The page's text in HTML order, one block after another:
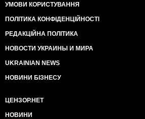
УМОВИ КОРИСТУВАННЯ
ПОЛІТИКА КОНФІДЕНЦІЙНОСТІ
РЕДАКЦІЙНА ПОЛІТИКА
НОВОСТИ УКРАИНЫ И МИРА
UKRAINIAN NEWS
НОВИНИ БІЗНЕСУ
ЦЕНЗОР.НЕТ
НОВИНИ